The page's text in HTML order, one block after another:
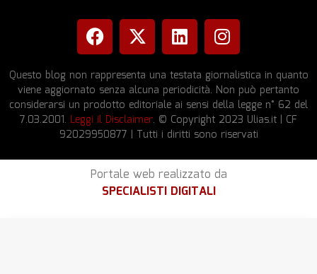
Questo blog non rappresenta una testata giornalistica in quanto
viene aggiornato senza alcuna periodicità. Non può pertanto
considerarsi un prodotto editoriale ai sensi della legge n° 62 del
7.03.2001. Leggi il Disclaimer. © Copyright 2023 Ulias.it | CF
92029950877 | Tutti i diritti sono riservati
Portale web realizzato da
SPECIALISTI DIGITALI